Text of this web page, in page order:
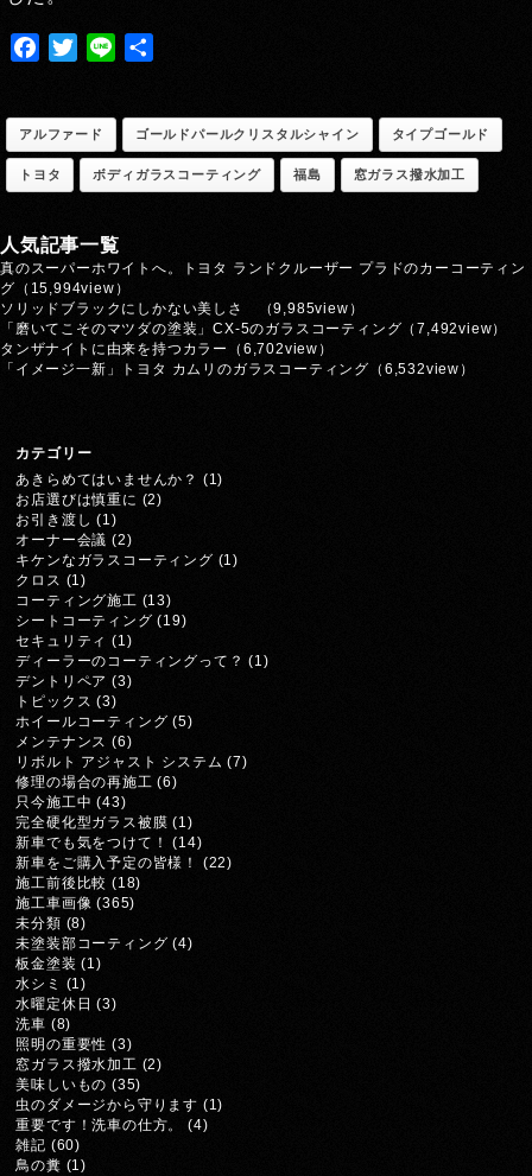
Facebook
Twitter
Line
アルファード ゴールドパールクリスタルシャイン タイプゴールド
トヨタ ボディガラスコーティング 福島 窓ガラス撥水加工
人気記事一覧
真のスーパーホワイトへ。トヨタ ランドクルーザー プラドのカーコーティン
グ （15,994view）
ソリッドブラックにしかない美しさ
（9,985view）
「磨いてこそのマツダの塗装」CX-5のガラスコーティング （7,492view）
タンザナイトに由来を持つカラー
（6,702view）
「イメージ一新」トヨタ カムリのガラスコーティング （6,532view）
カテゴリー
あきらめてはいませんか？ (1)
お店選びは慎重に (2)
お引き渡し (1)
オーナー会議 (2)
キケンなガラスコーティング (1)
クロス (1)
コーティング施工 (13)
シートコーティング (19)
セキュリティ (1)
ディーラーのコーティングって？ (1)
デントリペア (3)
トピックス (3)
ホイールコーティング (5)
メンテナンス (6)
リボルト アジャスト システム (7)
修理の場合の再施工 (6)
只今施工中 (43)
完全硬化型ガラス被膜 (1)
新車でも気をつけて！
(14)
新車をご購入予定の皆様！
(22)
施工前後比較 (18)
施工車画像 (365)
未分類 (8)
未塗装部コーティング (4)
板金塗装 (1)
水シミ
(1)
水曜定休日 (3)
洗車 (8)
照明の重要性 (3)
窓ガラス撥水加工 (2)
美味しいもの (35)
虫のダメージから守ります (1)
重要です！洗車の仕方。
(4)
雑記 (60)
鳥の糞 (1)